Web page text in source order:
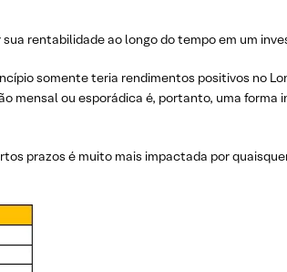
rentabilidade ao longo do tempo em um
somente teria rendimentos positivos no
ou esporádica é, portanto, uma forma
prazos é muito mais impactada por